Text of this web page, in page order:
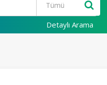
Detaylı Arama